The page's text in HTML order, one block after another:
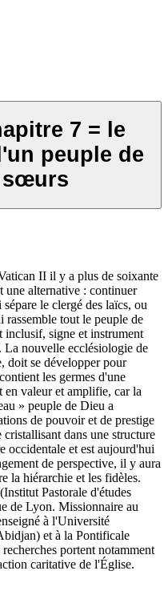
7 = le
peuple de
sœurs
II il y a plus de soixante
une alternative : continuer
le clergé des laïcs, ou
tout le peuple de
inclusif, signe et instrument
nouvelle ecclésiologie de
doit se développer pour
les germes d'une
en valeur et amplifie, car la
» peuple de Dieu a
de pouvoir et de prestige
dans une structure
occidentale et est aujourd'hui
de perspective, il y aura
la hiérarchie et les fidèles.
Pastorale d'études
de Lyon. Missionnaire au
à l'Université
et à la Pontificale
portent notamment
caritative de l'Église.